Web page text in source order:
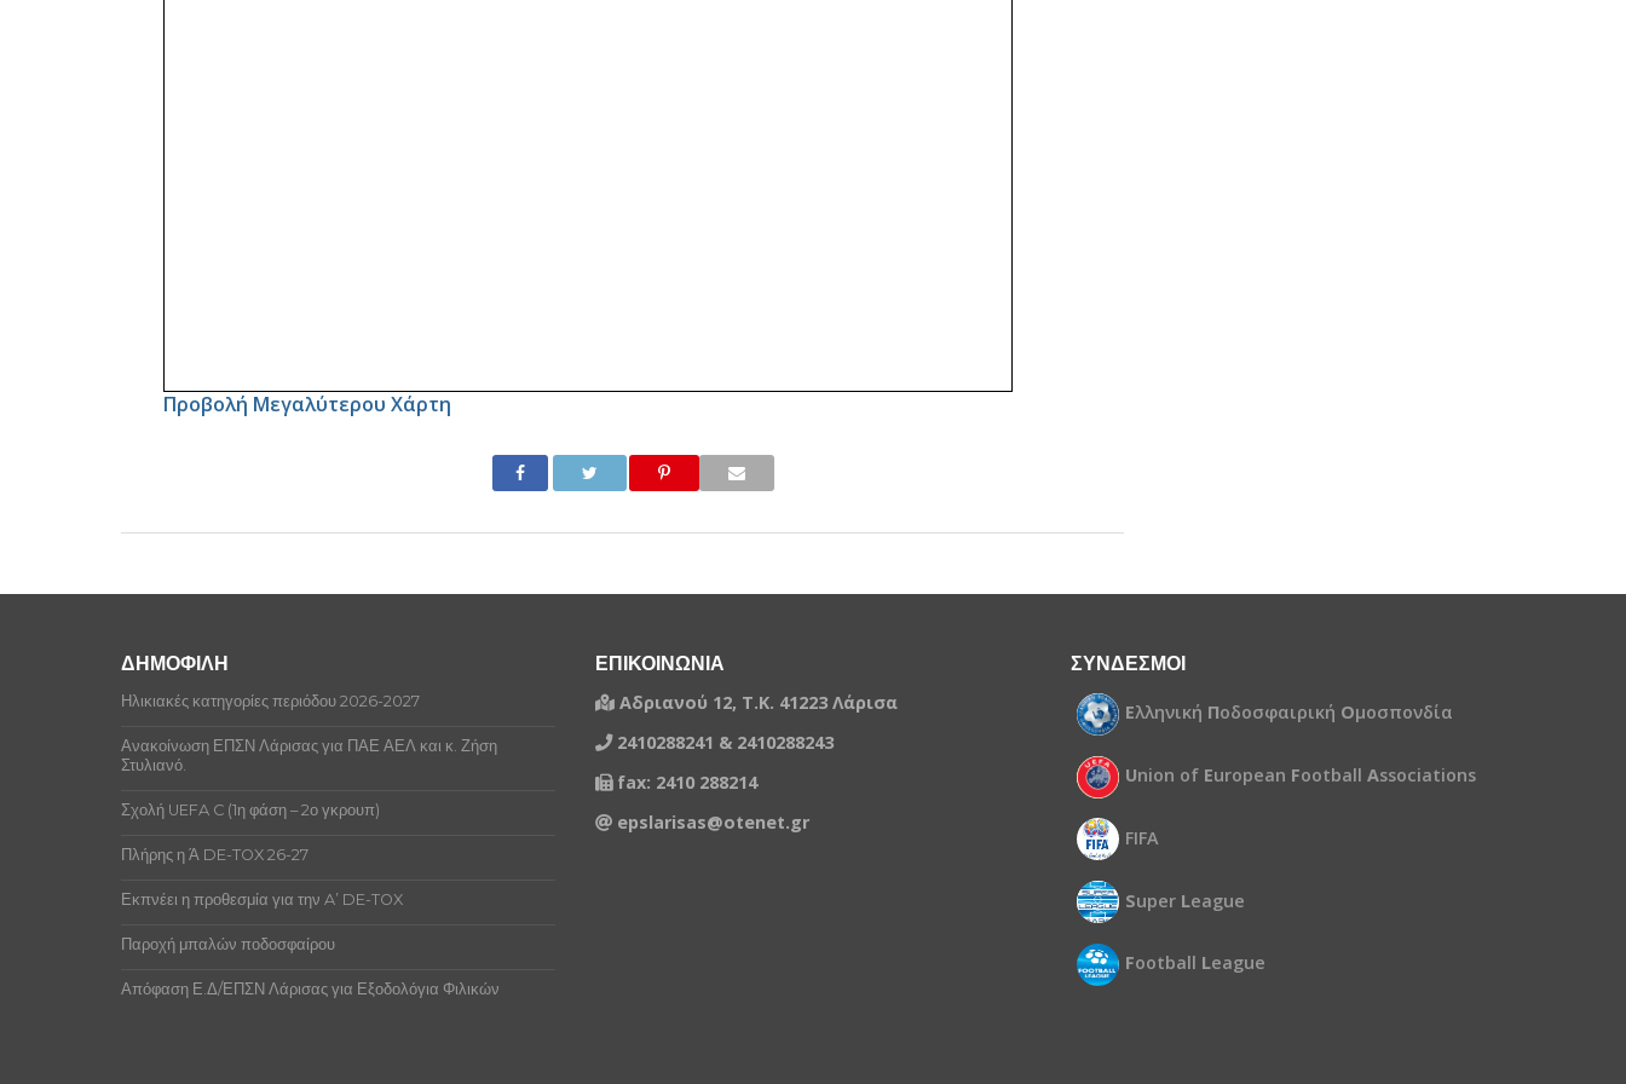
Προβολή Μεγαλύτερου Χάρτη
ΔΗΜΟΦΙΛΗ
Ηλικιακές κατηγορίες περιόδου 2026-2027
Ανακοίνωση ΕΠΣΝ Λάρισας για ΠΑΕ ΑΕΛ και κ. Ζήση
Στυλιανό.
Σχολή UEFA C (1η φάση – 2ο γκρουπ)
Πλήρης η Ά DE-TOX 26-27
Εκπνέει η προθεσμία για την A’ DE-TOX
Παροχή μπαλών ποδοσφαίρου
Απόφαση Ε.Δ/ΕΠΣΝ Λάρισας για Εξοδολόγια Φιλικών
ΕΠΙΚΟΙΝΩΝΙΑ
Αδριανού 12, Τ.Κ. 41223 Λάρισα
2410288241 & 2410288243
fax: 2410 288214
epslarisas@otenet.gr
ΣΥΝΔΕΣΜΟΙ
Ελληνική Ποδοσφαιρική Ομοσπονδία
Union of European Football Associations
FIFA
Super League
Football League